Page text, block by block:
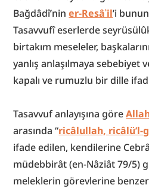
Bağdâdî’nin er-Resâʾil’i
Tasavvufî eserlerde
birtakım meseleler,
yanlış anlaşılmaya sebebiyet
kapalı ve rumuzlu bir dille
Tasavvuf anlayışına göre
arasında “ricâlullah, ricâlü’l-
ifade edilen, kendilerine
müdebbirât (en-Nâziât 79/5)
meleklerin görevlerine